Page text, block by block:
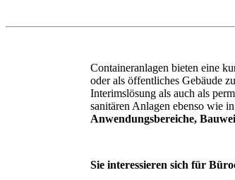
Containeranlagen bieten eine
oder als öffentliches Gebäude
Interimslösung als auch als
sanitären Anlagen ebenso wie
Anwendungsbereiche,
Sie interessieren sich für